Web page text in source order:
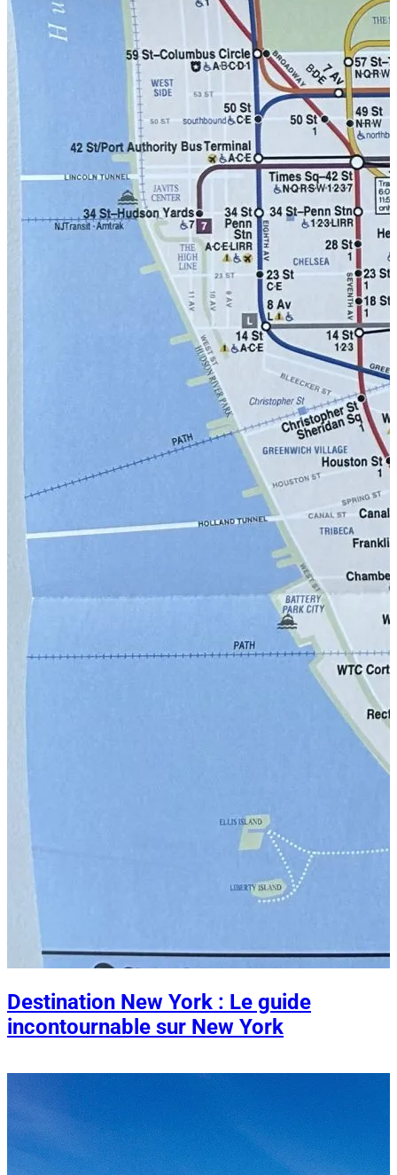
Destination New York : Le guide
incontournable sur New York